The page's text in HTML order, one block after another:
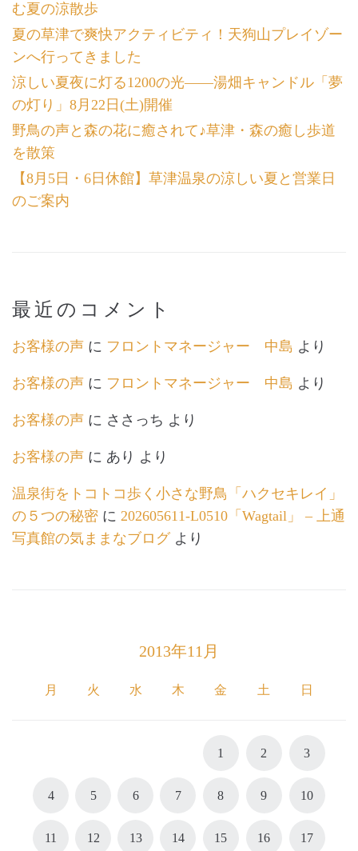
む夏の涼散歩
夏の草津で爽快アクティビティ！天狗山プレイゾー
ンへ行ってきました
涼しい夏夜に灯る1200の光――湯畑キャンドル「夢
の灯り」8月22日(土)開催
野鳥の声と森の花に癒されて♪草津・森の癒し歩道
を散策
【8月5日・6日休館】草津温泉の涼しい夏と営業日
のご案内
最近のコメント
お客様の声 に フロントマネージャー 中島 より
お客様の声 に フロントマネージャー 中島 より
お客様の声 に ささっち より
お客様の声 に あり より
温泉街をトコトコ歩く小さな野鳥「ハクセキレイ」
の５つの秘密 に 202605611-L0510「Wagtail」 – 上通
写真館の気ままなブログより
2013年11月
月 火 水 木 金 土 日
1 2 3
4 5 6 7 8 9 10
11 12 13 14 15 16 17